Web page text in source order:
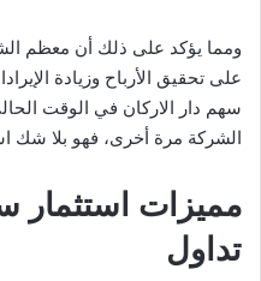
ومما يؤكد على ذلك أن معظم
على تحقيق الأرباح وزيادة
سهم دار الاركان في الوقت
الشركة مرة أخرى، فهو بلا شك
مميزات استثمار
تداول